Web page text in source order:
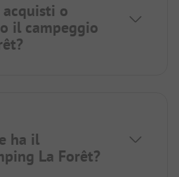
acquisti o
il campeggio
ha il
La Forêt?